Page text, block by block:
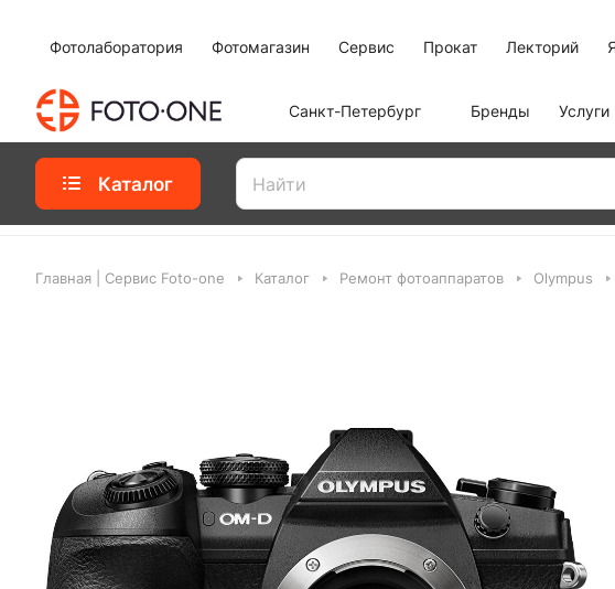
Фотолаборатория Фотомагазин Сервис Прокат Лекторий
Санкт-Петербург Бренды Услуги
Каталог
Главная | Сервис Foto-one Каталог Ремонт фотоаппаратов Olympus